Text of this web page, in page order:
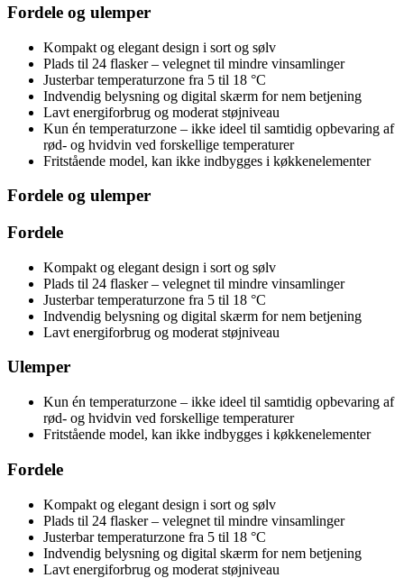
Fordele og ulemper
Kompakt og elegant design i sort og sølv
Plads til 24 flasker – velegnet til mindre vinsamlinger
Justerbar temperaturzone fra 5 til 18 °C
Indvendig belysning og digital skærm for nem betjening
Lavt energiforbrug og moderat støjniveau
Kun én temperaturzone – ikke ideel til samtidig opbevaring af
rød- og hvidvin ved forskellige temperaturer
Fritstående model, kan ikke indbygges i køkkenelementer
Fordele og ulemper
Fordele
Kompakt og elegant design i sort og sølv
Plads til 24 flasker – velegnet til mindre vinsamlinger
Justerbar temperaturzone fra 5 til 18 °C
Indvendig belysning og digital skærm for nem betjening
Lavt energiforbrug og moderat støjniveau
Ulemper
Kun én temperaturzone – ikke ideel til samtidig opbevaring af
rød- og hvidvin ved forskellige temperaturer
Fritstående model, kan ikke indbygges i køkkenelementer
Fordele
Kompakt og elegant design i sort og sølv
Plads til 24 flasker – velegnet til mindre vinsamlinger
Justerbar temperaturzone fra 5 til 18 °C
Indvendig belysning og digital skærm for nem betjening
Lavt energiforbrug og moderat støjniveau